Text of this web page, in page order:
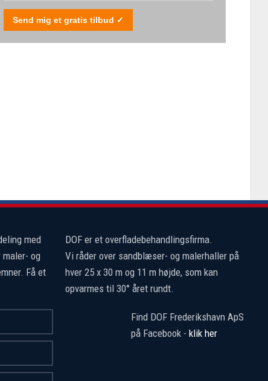
med
maler- og
Få et
DOF er et overfladebehandlingsfirma.
Vi råder over sandblæser- og malerhaller på
hver 25 x 30 m og 11 m højde, som kan
opvarmes til 30° året rundt.
Find DOF Frederikshavn ApS
på Facebook - klik her​